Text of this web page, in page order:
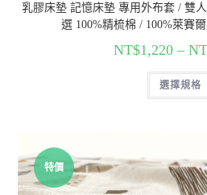
乳膠床墊 記憶床墊 專用外布套 / 雙
選 100%精梳棉 / 100%萊賽
NT$1,220–
選擇規格
特價